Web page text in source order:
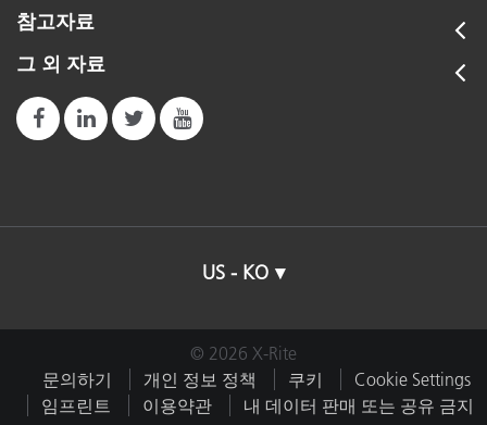
참고자료
그 외 자료
US - KO
© 2026 X-Rite
문의하기
개인 정보 정책 쿠키
Cookie Settings
임프린트
이용약관 내 데이터 판매 또는 공유 금지